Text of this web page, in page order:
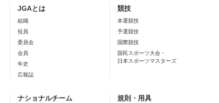
JGAとは
組織
役員
委員会
会員
年史
広報誌
競技
本選競技
予選競技
国際競技
国民スポーツ大会・
日本スポーツマスターズ
ナショナルチーム 規則・用具